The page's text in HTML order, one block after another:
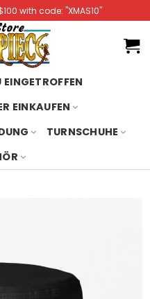
with code: "XMAS10"
EINGETROFFEN
EINKAUFEN
TURNSCHUHE